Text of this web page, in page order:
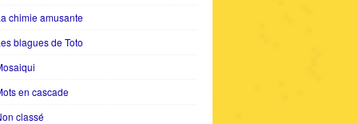
chimie amusante
blagues de Toto
en cascade
classé